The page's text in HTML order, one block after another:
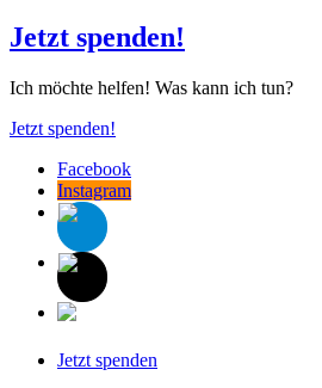
Jetzt spenden!
Ich möchte helfen! Was kann ich tun?
Jetzt spenden!
Facebook
Instagram
Jetzt spenden